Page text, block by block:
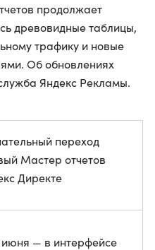
продолжает
древовидные таблицы,
трафику и новые
Об обновлениях
Яндекс Рекламы.
переход
Мастер отчетов
Директе
— в интерфейсе